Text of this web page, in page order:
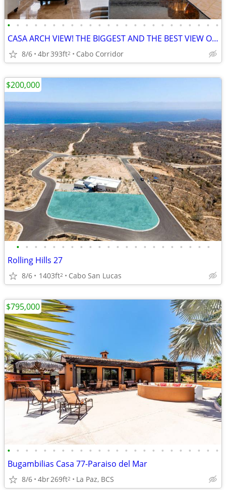
• • • • • • • • • • • • • • • • • • • • • • • •
CASA ARCH VIEW! THE BIGGEST AND THE BEST VIEW OF VENTANAS PHASE 3
8/6 4br393ft2 Cabo Corridor
• • • • • • • • • • • • • • • • • • • • • •
Rolling Hills 27
8/6 1403ft2 Cabo San Lucas
$200,000
• • • • • • • • • • • • • • • • • • • • • • • •
Bugambilias Casa 77-Paraiso del Mar
8/6 4br269ft2 La Paz, BCS
$795,000